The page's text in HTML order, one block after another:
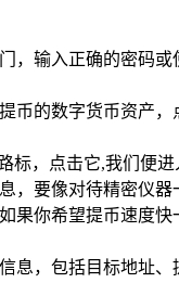
，输入正确的密码
的数字货币资产
，点击它,我们便进
，要像对待精密仪
你希望提币速度
，包括目标地址